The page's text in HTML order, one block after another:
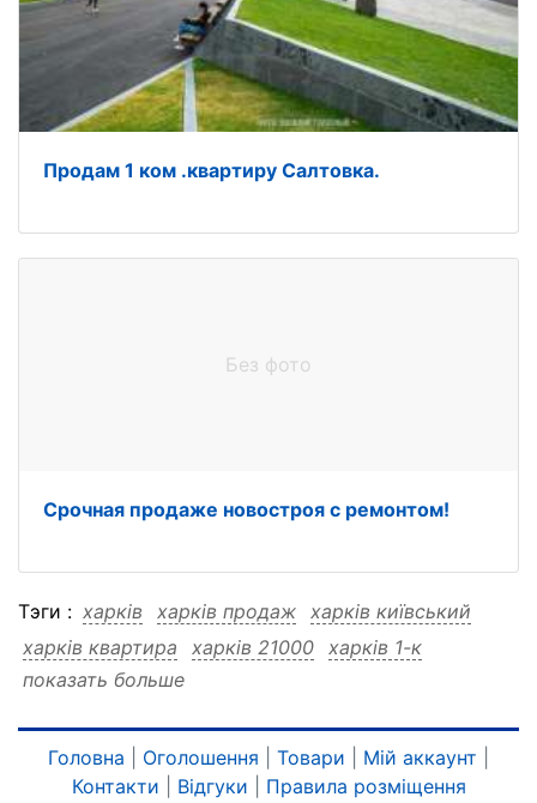
Продам 1 ком .квартиру Салтовка.
Без фото
Срочная продаже новостроя с ремонтом!
Тэги : харків харків продаж харків київський
харків квартира
харків 21000 харків 1-к
харків 1-к продаж
продаж харків
продаж київський
продаж квартира
продаж 21000 продаж 1-к
показать больше
Головна Оголошення Товари Мій аккаунт
Контакти
Відгуки Правила розміщення